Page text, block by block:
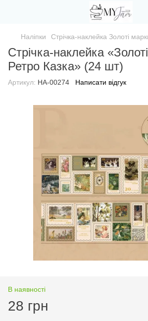
Наліпки Стрічка-наклейка Золоті
Стрічка-наклейка
Ретро Казка» (24 шт)
Артикул: НА-00274 Написати відгук
В наявності
28 грн